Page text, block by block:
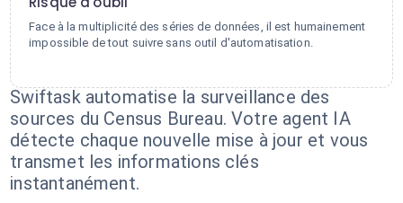
Face à la multiplicité des séries de données, il est humainement
impossible de tout suivre sans outil d'automatisation.
Swiftask automatise la surveillance des
sources du Census Bureau. Votre agent IA
détecte chaque nouvelle mise à jour et vous
transmet les informations clés
instantanément.